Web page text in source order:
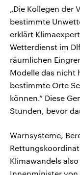
„Die Kollegen der
bestimmte
erklärt
Wetterdienst im
räumlichen
Modelle das nicht
bestimmte Orte
können.“ Diese
Stunden, bevor
Warnsysteme,
Klimawandels